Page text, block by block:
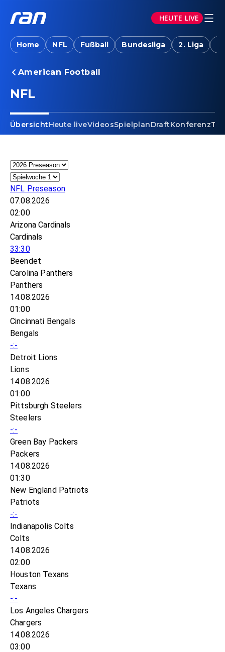
HEUTE LIVE
Home NFL Fußball Bundesliga 2. Liga
American Football
NFL - Super Bowl 2027
NFL
ÜbersichtHeute liveVideosSpielplanDraftKonferenz
NFL Preseason
07.08.2026
02:00
Arizona Cardinals
Cardinals
33:30
Beendet
Carolina Panthers
Panthers
14.08.2026
01:00
Cincinnati Bengals
Bengals
-:-
Detroit Lions
Lions
14.08.2026
01:00
Pittsburgh Steelers
Steelers
-:-
Green Bay Packers
Packers
14.08.2026
01:30
New England Patriots
Patriots
-:-
Indianapolis Colts
Colts
14.08.2026
02:00
Houston Texans
Texans
-:-
Los Angeles Chargers
Chargers
14.08.2026
03:00